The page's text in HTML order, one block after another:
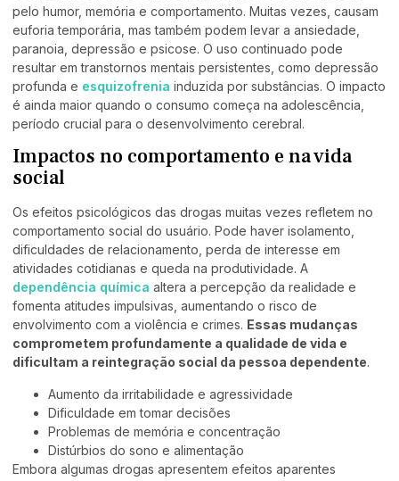
pelo humor, memória e comportamento. Muitas vezes, causam
euforia temporária, mas também podem levar a ansiedade,
paranoia, depressão e psicose. O uso continuado pode
resultar em transtornos mentais persistentes, como depressão
profunda e esquizofrenia induzida por substâncias. O impacto
é ainda maior quando o consumo começa na adolescência,
período crucial para o desenvolvimento cerebral.
Impactos no comportamento e na vida
social
Os efeitos psicológicos das drogas muitas vezes refletem no
comportamento social do usuário. Pode haver isolamento,
dificuldades de relacionamento, perda de interesse em
atividades cotidianas e queda na produtividade. A
dependência química altera a percepção da realidade e
fomenta atitudes impulsivas, aumentando o risco de
envolvimento com a violência e crimes. Essas mudanças
comprometem profundamente a qualidade de vida e
dificultam a reintegração social da pessoa dependente.
Aumento da irritabilidade e agressividade
Dificuldade em tomar decisões
Problemas de memória e concentração
Distúrbios do sono e alimentação
Embora algumas drogas apresentem efeitos aparentes